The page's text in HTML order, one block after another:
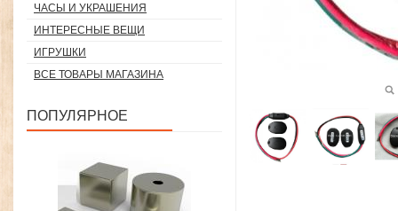
ЧАСЫ И УКРАШЕНИЯ
ИНТЕРЕСНЫЕ ВЕЩИ
ИГРУШКИ
ВСЕ ТОВАРЫ МАГАЗИНА
ПОПУЛЯРНОЕ